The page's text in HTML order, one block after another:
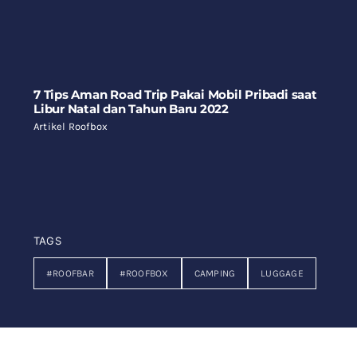
7 Tips Aman Road Trip Pakai Mobil Pribadi saat
Libur Natal dan Tahun Baru 2022
Artikel Roofbox
TAGS
#ROOFBAR #ROOFBOX CAMPING LUGGAGE